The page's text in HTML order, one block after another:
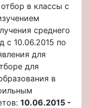
в классы с
среднего
с 10.06.2015 по
для
для
в
10.06.2015 -